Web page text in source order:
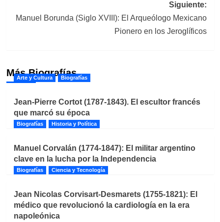
Siguiente:
Manuel Borunda (Siglo XVIII): El Arqueólogo Mexicano
Pionero en los Jeroglíficos
Más Biografías
Arte y Cultura Biografías
Jean-Pierre Cortot (1787-1843). El escultor francés
que marcó su época
Biografías Historia y Política
Manuel Corvalán (1774-1847): El militar argentino
clave en la lucha por la Independencia
Biografías Ciencia y Tecnología
Jean Nicolas Corvisart-Desmarets (1755-1821): El
médico que revolucionó la cardiología en la era
napoleónica